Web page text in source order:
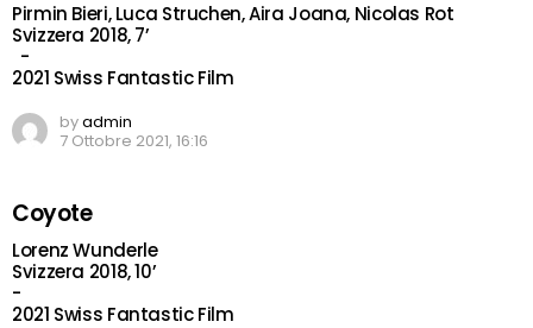
Pirmin Bieri, Luca Struchen, Aira Joana, Nicolas Rot
Svizzera 2018, 7’
-
2021 Swiss Fantastic Film
byadmin
7 Ottobre 2021, 16:16
Coyote
Lorenz Wunderle
Svizzera 2018, 10’
-
2021 Swiss Fantastic Film